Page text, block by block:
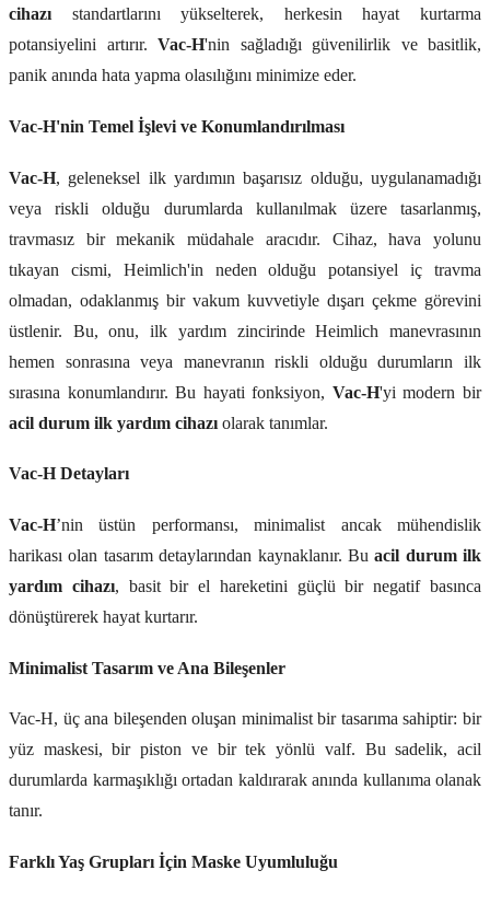
cihazıstandartlarını yükselterek, herkesin hayat kurtarma
potansiyelini artırır. Vac-H'nin sağladığı güvenilirlik ve basitlik,
panik anında hata yapma olasılığını minimize eder.
Vac-H'nin Temel İşlevi ve Konumlandırılması
Vac-H, geleneksel ilk yardımın başarısız olduğu, uygulanamadığı
veya riskli olduğu durumlarda kullanılmak üzere tasarlanmış,
travmasız bir mekanik müdahale aracıdır. Cihaz, hava yolunu
tıkayan cismi, Heimlich'in neden olduğu potansiyel iç travma
olmadan, odaklanmış bir vakum kuvvetiyle dışarı çekme görevini
üstlenir. Bu, onu, ilk yardım zincirinde Heimlich manevrasının
hemen sonrasına veya manevranın riskli olduğu durumların ilk
sırasına konumlandırır. Bu hayati fonksiyon, Vac-H'yi modern bir
acil durum ilk yardım cihazı olarak tanımlar.
Vac-H Detayları
Vac-H’nin üstün performansı, minimalist ancak mühendislik
harikası olan tasarım detaylarından kaynaklanır. Buacil durum ilk
yardım cihazı, basit bir el hareketini güçlü bir negatif basınca
dönüştürerek hayat kurtarır.
Minimalist Tasarım ve Ana Bileşenler
Vac-H, üç ana bileşenden oluşan minimalist bir tasarıma sahiptir: bir
yüz maskesi, bir piston ve bir tek yönlü valf. Bu sadelik, acil
durumlarda karmaşıklığı ortadan kaldırarak anında kullanıma olanak
tanır.
Farklı Yaş Grupları İçin Maske Uyumluluğu